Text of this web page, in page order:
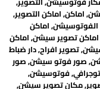
29
30
4
5
6
مسح
,اماكن,اماكن التصوير,
الفوتوسيشن,اماكن
اماكن تصوير سيشن,اماكن
,تصوير افراح,دار ضباط
,صور فوتو سيشن,صور
,فوتوسيشن,
,مكان تصوير سيشن,